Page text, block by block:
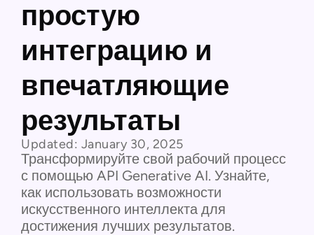
простую
интеграцию и
впечатляющие
результаты
Updated: January 30, 2025
Трансформируйте свой рабочий процесс
с помощью API Generative AI. Узнайте,
как использовать возможности
искусственного интеллекта для
достижения лучших результатов.